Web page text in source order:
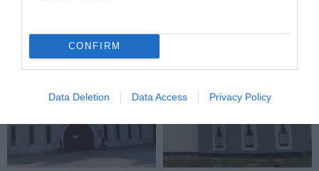
CONFIRM
Data Deletion Data Access Privacy Policy